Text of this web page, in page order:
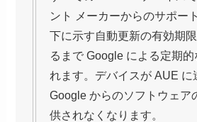
ント メーカーからのサポー
下に示す自動更新の有効期
るまで Google による定期
れます。デバイスが AUE に
Google からのソフトウェア
供されなくなります。